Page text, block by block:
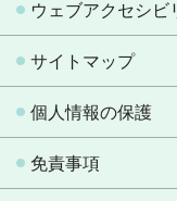
ウェブアクセシビ
サイトマップ
個人情報の保護
免責事項